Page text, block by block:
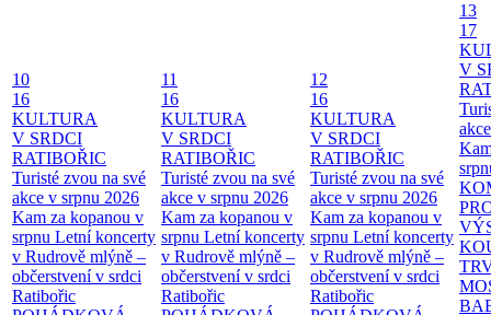
10
16
KULTURA
V SRDCI
RATIBOŘIC
Turisté zvou na své
akce v srpnu 2026
Kam za kopanou v
srpnu Letní koncerty
v Rudrově mlýně –
občerstvení v srdci
Ratibořic
11
16
KULTURA
V SRDCI
RATIBOŘIC
Turisté zvou na své
akce v srpnu 2026
Kam za kopanou v
srpnu Letní koncerty
v Rudrově mlýně –
občerstvení v srdci
Ratibořic
12
16
KULTURA
V SRDCI
RATIBOŘIC
Turisté zvou na své
akce v srpnu 2026
Kam za kopanou v
srpnu Letní koncerty
v Rudrově mlýně –
občerstvení v srdci
Ratibořic
13
17
V